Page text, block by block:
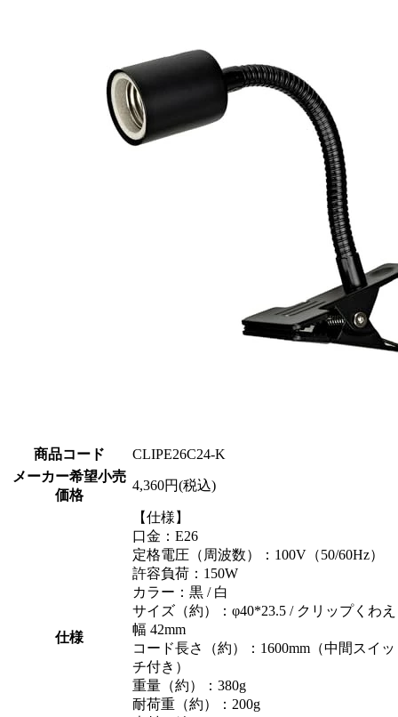
商品コード
CLIPE26C24-K
メーカー希望小売
価格
4,360円(税込)
仕様
【仕様】
口金：E26
定格電圧（周波数）：100V（50/60Hz）
許容負荷：150W
カラー：黒 / 白
サイズ（約）：φ40*23.5 / クリップくわえ
幅 42mm
コード長さ（約）：1600mm（中間スイッ
チ付き）
重量（約）：380g
耐荷重（約）：200g